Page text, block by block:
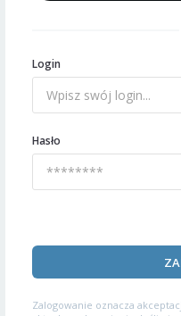
Login
Hasło
Zalogowanie oznacza